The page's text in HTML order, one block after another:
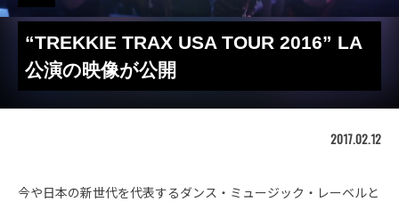
“TREKKIE TRAX USA TOUR 2016” LA
公演の映像が公開
2017.02.12
今や日本の新世代を代表するダンス・ミュージック・レーベルと